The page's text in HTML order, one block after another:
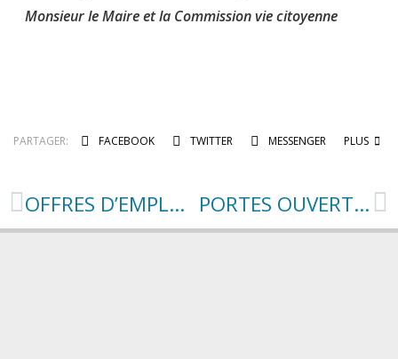
Monsieur le Maire et la Commission vie citoyenne
PARTAGER: FACEBOOK TWITTER MESSENGER PLUS
OFFRES D’EMPLOIS PORTES OUVERTES